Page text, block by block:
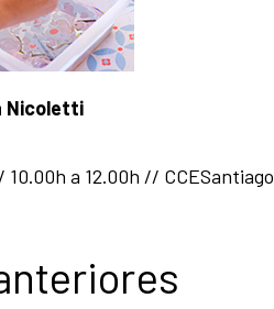
Nicoletti
10.00h a 12.00h // CCESantiago